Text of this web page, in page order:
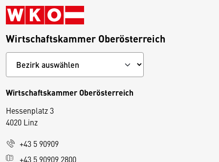
Wirtschaftskammer Oberösterreich
Wirtschaftskammer Oberösterreich
Hessenplatz 3
4020 Linz
+43 5 90909
+43 5 90909 2800
D